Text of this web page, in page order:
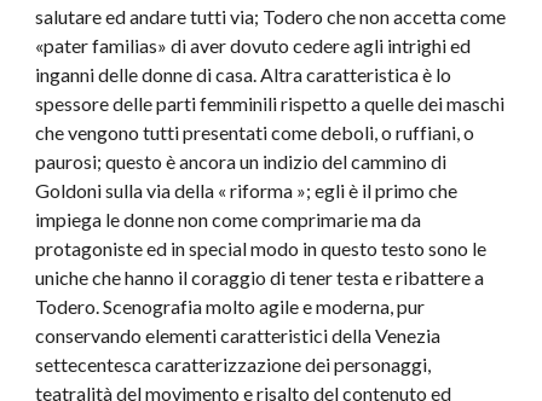
salutare ed andare tutti via; Todero che non accetta come
«pater familias» di aver dovuto cedere agli intrighi ed
inganni delle donne di casa. Altra caratteristica è lo
spessore delle parti femminili rispetto a quelle dei maschi
che vengono tutti presentati come deboli, o ruffiani, o
paurosi; questo è ancora un indizio del cammino di
Goldoni sulla via della « riforma »; egli è il primo che
impiega le donne non come comprimarie ma da
protagoniste ed in special modo in questo testo sono le
uniche che hanno il coraggio di tener testa e ribattere a
Todero. Scenografia molto agile e moderna, pur
conservando elementi caratteristici della Venezia
settecentesca caratterizzazione dei personaggi,
teatralità del movimento e risalto del contenuto ed